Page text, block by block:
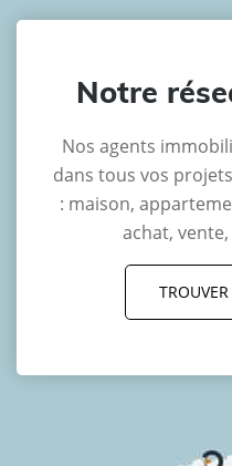
Notre
Nos agents
dans tous vos
: maison,
achat,